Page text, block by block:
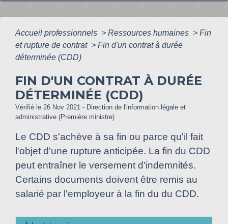
Accueil professionnels > Ressources humaines > Fin
et rupture de contrat > Fin d'un contrat à durée
déterminée (CDD)
FIN D'UN CONTRAT À DURÉE
DÉTERMINÉE (CDD)
Vérifié le 26 Nov 2021 - Direction de l'information légale et
administrative (Première ministre)
Le CDD s'achève à sa fin ou parce qu'il fait
l'objet d'une rupture anticipée. La fin du CDD
peut entraîner le versement d'indemnités.
Certains documents doivent être remis au
salarié par l'employeur à la fin du du CDD.